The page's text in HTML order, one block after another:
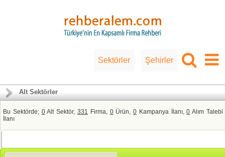
Sektörler Şehirler
Alt Sektörler
Bu Sektörde; 0Alt Sektör, 331 Firma, 0Ürün,0 Kampanya İlanı,0 Alım Talebi
İlanı